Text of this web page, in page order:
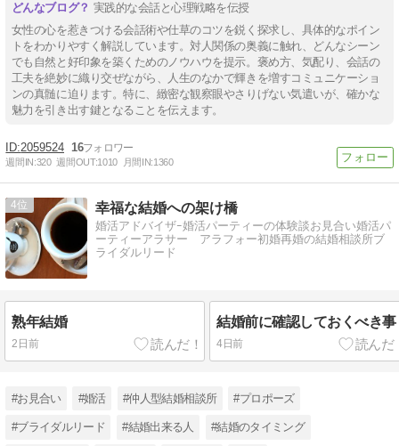
実践的な会話と心理戦略を伝授
女性の心を惹きつける会話術や仕草のコツを鋭く探求し、具体的なポイン
トをわかりやすく解説しています。対人関係の奥義に触れ、どんなシーン
でも自然と好印象を築くためのノウハウを提示。褒め方、気配り、会話の
工夫を絶妙に織り交ぜながら、人生のなかで輝きを増すコミュニケーショ
ンの真髄に迫ります。特に、緻密な観察眼やさりげない気遣いが、確かな
魅力を引き出す鍵となることを伝えます。
2059524 16
週間IN:320 週間OUT:1010 月間IN:1360
4 幸福な結婚への架け橋
婚活アドバイザｰ婚活パーティーの体験談お見合い婚活パ
ーティーアラサー アラフォー初婚再婚の結婚相談所ブ
ライダルリード
熟年結婚
2日前
結婚前に確認しておくべき事
4日前
#お見合い #婚活 #仲人型結婚相談所 #プロポーズ
#ブライダルリード #結婚出来る人 #結婚のタイミング